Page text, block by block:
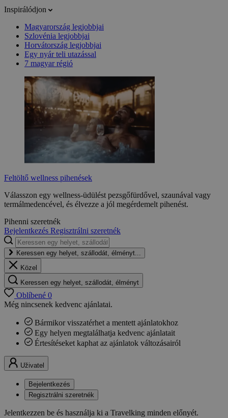
Inspirálódjon
Magyarország legjobbjai
Szlovénia legjobbjai
Horvátország legjobbjai
Egy nyár teli utazással
7 magyar régió
Feltöltő wellness pihenések
Válasszon egy wellness-üdülést pezsgőfürdővel, szaunával vagy
termálmedencével, és élvezze a jól megérdemelt pihenést.
Pihenni szeretnék
Bejelentkezés Regisztrálni szeretnék
Keressen egy helyet, szállodát, élményt...
Közel
Keressen egy helyet, szállodát, élményt
Oblíbené 0
Még nincsenek kedvenc ajánlatai.
Bármikor visszatérhet a mentett ajánlatokhoz
Egy helyen megtalálhatja kedvenc ajánlatait
Értesítéseket kaphat az ajánlatok változásairól
Uživatel
Bejelentkezés
Regisztrálni szeretnék
Jelentkezzen be és használja ki a Travelking minden előnyét.